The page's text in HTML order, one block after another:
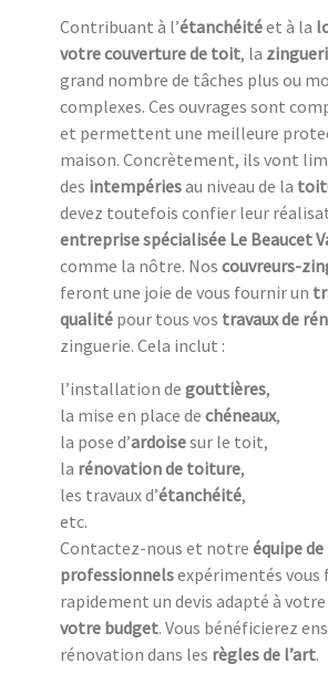
Contribuant à l’étanchéitéet à la
votre couverture de toit, la
grand nombre de tâches plus ou
complexes. Ces ouvrages sont
et permettent une meilleure
maison. Concrètement, ils vont
des intempériesau niveau de la
devez toutefois confier leur
entreprise spécialisée Le Beaucet
comme la nôtre. Nos couvreurs-
feront une joie de vous fournir un
qualité pour tous vos travaux de
zinguerie. Cela inclut :
l’installation de gouttières,
la mise en place de chéneaux,
la pose d’ardoisesur le toit,
la rénovation de toiture,
les travaux d’étanchéité,
etc.
Contactez-nous et notre équipe de
professionnelsexpérimentés vous
rapidement un devis adapté à
votre budget. Vous bénéficierez
rénovation dans les règles de l’art.